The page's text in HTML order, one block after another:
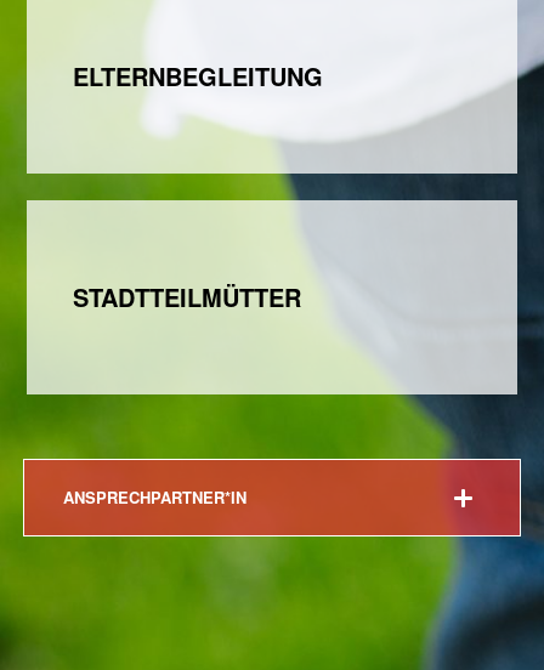
ELTERNBEGLEITUNG
STADTTEILMÜTTER
ANSPRECHPARTNER*IN